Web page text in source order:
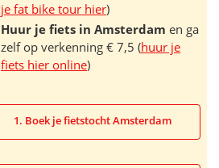
je fat bike tour hier)
Huur je fiets in Amsterdam en ga
zelf op verkenning € 7,5 (huur je
fiets hier online)
1. Boek je fietstocht Amsterdam